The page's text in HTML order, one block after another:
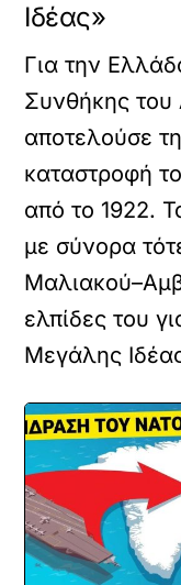
Ιδέας»
Για την
Συνθήκης του
αποτελούσε
καταστροφή
από το 1922.
με σύνορα
ελπίδες του
Μεγάλης